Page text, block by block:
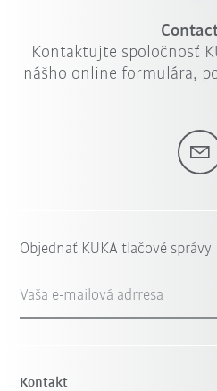
Kontaktujte spoločnosť
nášho online formulára,
Objednať KUKA tlačové správy
Vaša e-mailová adrresa
Kontakt